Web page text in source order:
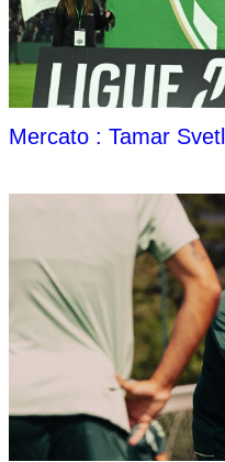
Mercato : Tamar